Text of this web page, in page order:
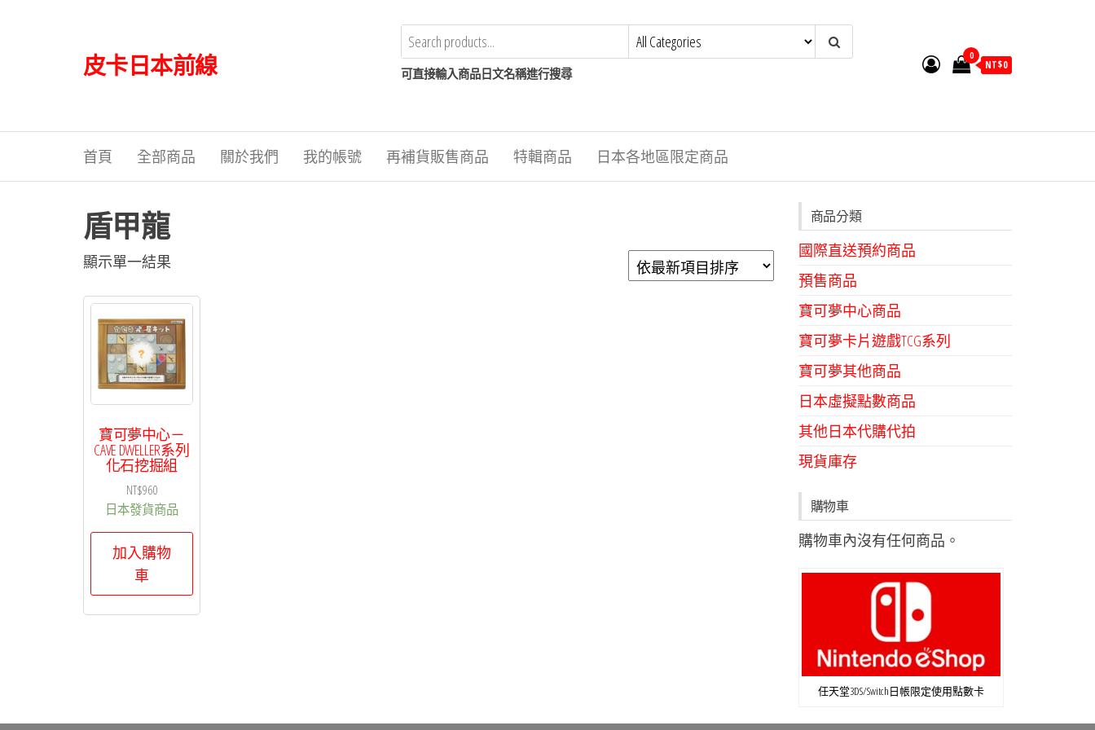
皮卡日本前線 可直接輸入商品日文名稱進行搜尋
0
NT$0
首頁 全部商品 關於我們 我的帳號 再補貨販售商品 特輯商品 日本各地區限定商品
盾甲龍
顯示單一結果
寶可夢中心－
CAVE DWELLER系列
化石挖掘組
NT$960
日本發貨商品
加入購物
車
商品分類
國際直送預約商品
預售商品
寶可夢中心商品
寶可夢卡片遊戲TCG系列
寶可夢其他商品
日本虛擬點數商品
其他日本代購代拍
現貨庫存
購物車
購物車內沒有任何商品。
任天堂3DS/Switch日帳限定使用點數卡